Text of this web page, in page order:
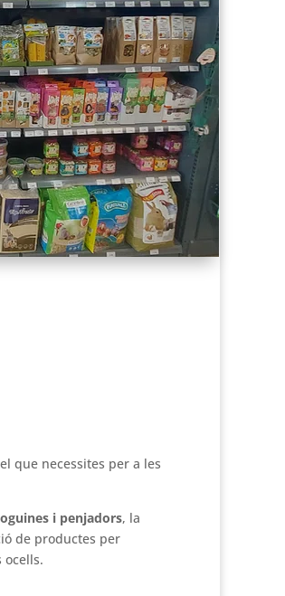
que necessites per a les
i penjadors, la
de productes per
ocells.